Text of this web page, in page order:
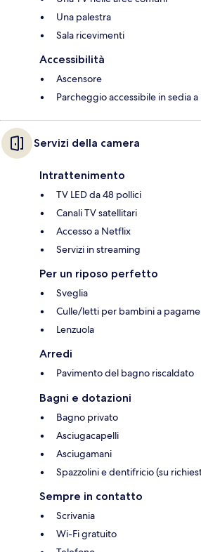
Una palestra
Sala ricevimenti
Accessibilità
Ascensore
Parcheggio accessibile in sedia
Servizi della camera
Intrattenimento
TV LED da 48 pollici
Canali TV satellitari
Accesso a Netflix
Servizi in streaming
Per un riposo perfetto
Sveglia
Culle/letti per bambini a
Lenzuola
Arredi
Pavimento del bagno riscaldato
Bagni e dotazioni
Bagno privato
Asciugacapelli
Asciugamani
Spazzolini e dentifricio (su
Sempre in contatto
Scrivania
Wi-Fi gratuito